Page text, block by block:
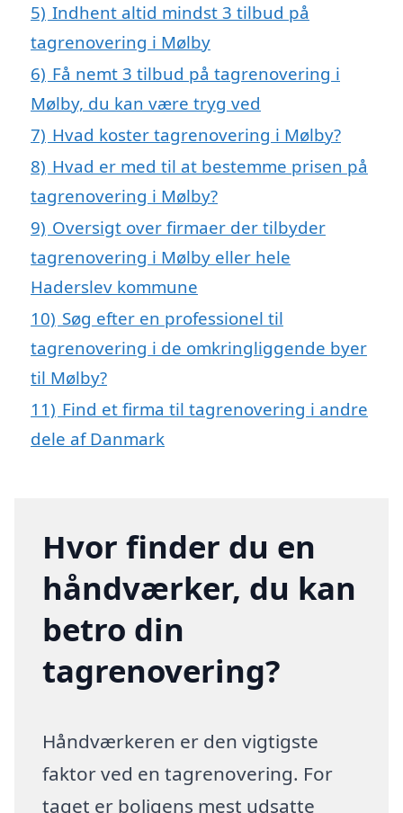
5) Indhent altid mindst 3 tilbud på
tagrenovering i Mølby
6) Få nemt 3 tilbud på tagrenovering i
Mølby, du kan være tryg ved
7) Hvad koster tagrenovering i Mølby?
8) Hvad er med til at bestemme prisen på
tagrenovering i Mølby?
9) Oversigt over firmaer der tilbyder
tagrenovering i Mølby eller hele
Haderslev kommune
10) Søg efter en professionel til
tagrenovering i de omkringliggende byer
til Mølby?
11) Find et firma til tagrenovering i andre
dele af Danmark
Hvor finder du en
håndværker, du kan
betro din
tagrenovering?
Håndværkeren er den vigtigste
faktor ved en tagrenovering. For
taget er boligens mest udsatte